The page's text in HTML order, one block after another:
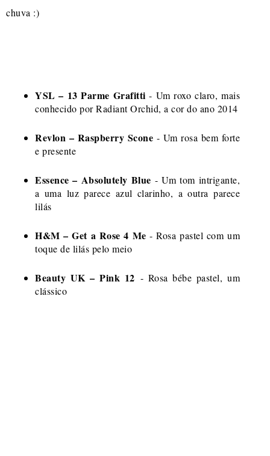
chuva :)
YSL – 13 Parme Grafitti - Um roxo claro, mais
conhecido por Radiant Orchid, a cor do ano 2014
Revlon – Raspberry Scone - Um rosa bem forte
e presente
Essence – Absolutely Blue - Um tom intrigante,
a uma luz parece azul clarinho, a outra parece
lilás
H&M – Get a Rose 4 Me - Rosa pastel com um
toque de lilás pelo meio
Beauty UK – Pink 12 - Rosa bébe pastel, um
clássico